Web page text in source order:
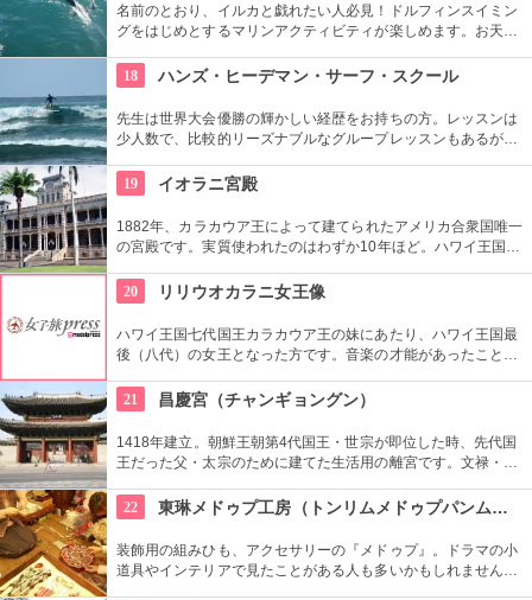
名前のとおり、イルカと戯れたい人必見！ドルフィンスイミン
グをはじめとするマリンアクティビティが楽しめます。お天気
いそう。バーベキューやフラ、ウクレレ演奏など、嬉しいおも
てなしも。
18 ハンズ・ヒーデマン・サーフ・スクール
先生は世界大会優勝の輝かしい経歴をお持ちの方。レッスンは
少人数で、比較的リーズナブルなグループレッスンもあるが、
心者の方も基本動作からきちんと学んで、いざ海へ！
19 イオラニ宮殿
1882年、カラカウア王によって建てられたアメリカ合衆国唯一
の宮殿です。実質使われたのはわずか10年ほど。ハワイ王国滅
を経て一般公開されました。豪華絢爛な調度品は当時の4割程
度の数だとか。
20 リリウオカラニ女王像
ハワイ王国七代国王カラカウア王の妹にあたり、ハワイ王国最
後（八代）の女王となった方です。音楽の才能があったことで
いメロディーが親しまれていますね。
21 昌慶宮（チャンギョングン）
1418年建立。朝鮮王朝第4代国王・世宗が即位した時、先代国
王だった父・太宗のために建てた生活用の離宮です。文禄・慶
然に囲まれた環境の中にあり、鮮やかな赤い柱の建物が印象的
です。
22 東琳メドゥプ工房（トンリムメドゥプパンムルグァン）
装飾用の組みひも、アクセサリーの『メドゥプ』。ドラマの小
道具やインテリアで見たことがある人も多いかもしれません